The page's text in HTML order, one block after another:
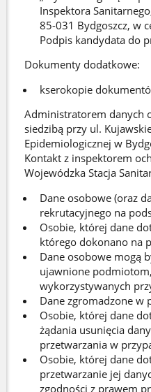
Inspektora
85-031 Bydgoszcz, w
Podpis kandydata do
Dokumenty dodatkowe:
kserokopie
Administratorem danych
siedzibą przy ul.
Epidemiologicznej w
Kontakt z inspektorem
Wojewódzka Stacja
Dane osobowe (oraz
rekrutacyjnego na
Osobie, której dane
którego dokonano na
Dane osobowe mogą
ujawnione
wykorzystywanych
Dane zgromadzone w
Osobie, której dane
żądania usunięcia
przetwarzania w
Osobie, której dane
przetwarzanie jej
zgodności z prawem